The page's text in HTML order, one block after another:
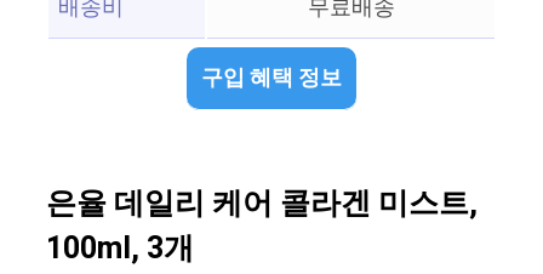
배송비 무료배송
구입 혜택 정보
은율 데일리 케어 콜라겐 미스트,
100ml, 3개